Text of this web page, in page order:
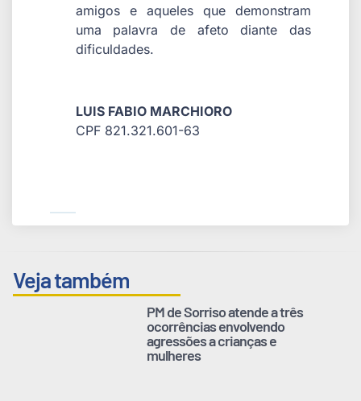
amigos e aqueles que demonstram
uma palavra de afeto diante das
dificuldades.
LUIS FABIO MARCHIORO
CPF 821.321.601-63
Veja também
PM de Sorriso atende a três
ocorrências envolvendo
agressões a crianças e
mulheres